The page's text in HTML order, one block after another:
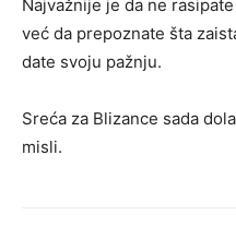
Najvažnije je da ne
već da prepoznate šta
date svoju pažnju.
Sreća za Blizance sada
misli.